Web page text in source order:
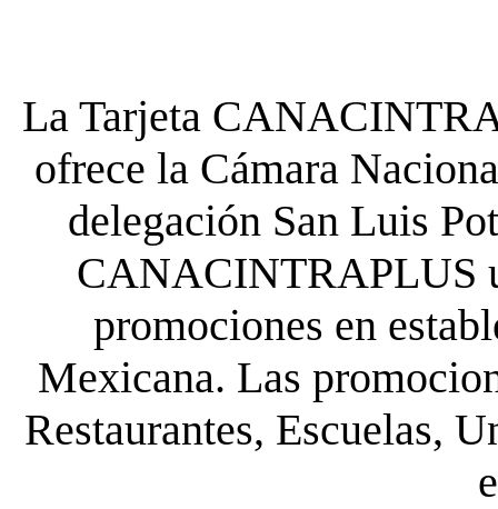
La Tarjeta
ofrece la Cámara
delegación San Luis
CANACINTRAPLUS
promociones en
Mexicana. Las
Restaurantes, Escuelas,